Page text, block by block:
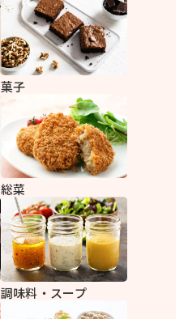
菓子
総菜
調味料・スープ